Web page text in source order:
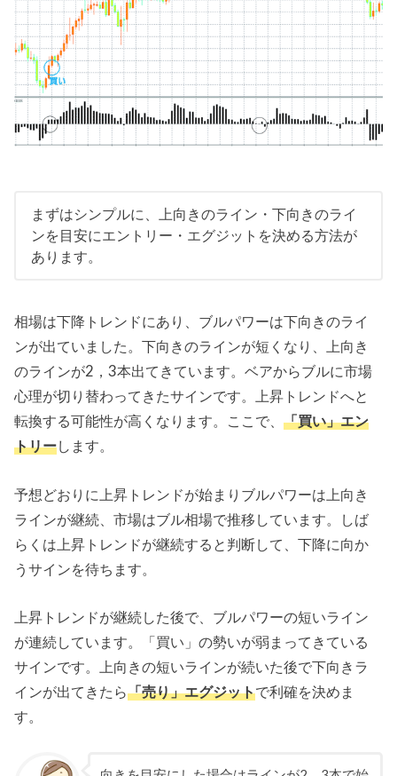
まずはシンプルに、上向きのライン・下向きのライ
ンを目安にエントリー・エグジットを決める方法が
あります。
相場は下降トレンドにあり、ブルパワーは下向きのライ
ンが出ていました。下向きのラインが短くなり、上向き
のラインが2，3本出てきています。ベアからブルに市場
心理が切り替わってきたサインです。上昇トレンドへと
転換する可能性が高くなります。ここで、「買い」エン
トリーします。
予想どおりに上昇トレンドが始まりブルパワーは上向き
ラインが継続、市場はブル相場で推移しています。しば
らくは上昇トレンドが継続すると判断して、下降に向か
うサインを待ちます。
上昇トレンドが継続した後で、ブルパワーの短いライン
が連続しています。「買い」の勢いが弱まってきている
サインです。上向きの短いラインが続いた後で下向きラ
インが出てきたら「売り」エグジットで利確を決めま
す。